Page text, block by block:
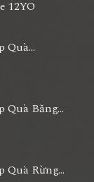
12YO
Quà...
Quà Băng...
Quà Rừng...